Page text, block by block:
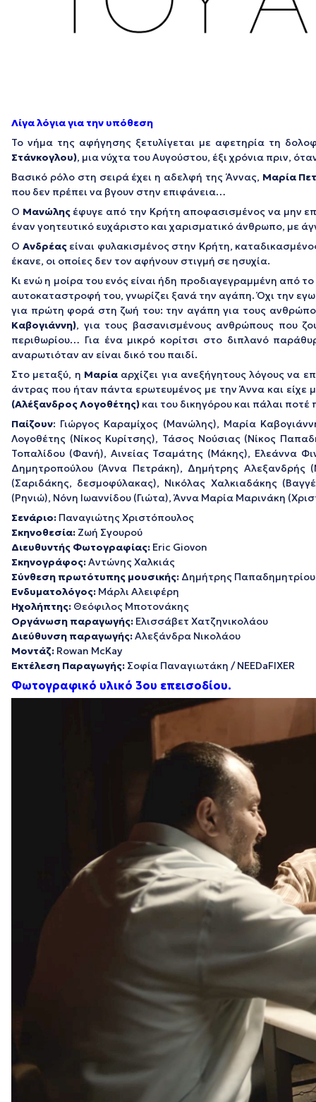
Λίγα λόγια για την υπόθεση
Το νήμα της αφήγησης ξετυλίγεται με αφετηρία τη
Στάνκογλου), μια νύχτα του Αυγούστου, έξι χρόνια πριν,
Βασικό ρόλο στη σειρά έχει η αδελφή της Άννας, Μαρία
που δεν πρέπει να βγουν στην επιφάνεια…
Ο Μανώλης έφυγε από την Κρήτη αποφασισμένος να μην
έναν γοητευτικό ευχάριστο και χαρισματικό άνθρωπο, με
Ο Ανδρέας είναι φυλακισμένος στην Κρήτη,
έκανε, οι οποίες δεν τον αφήνουν στιγμή σε ησυχία.
Κι ενώ η μοίρα του ενός είναι ήδη προδιαγεγραμμένη από
αυτοκαταστροφή του, γνωρίζει ξανά την αγάπη. Όχι την
για πρώτη φορά στη ζωή του: την αγάπη για τους
Καβογιάννη), για τους βασανισμένους ανθρώπους που
περιθωρίου… Για ένα μικρό κορίτσι στο διπλανό
αναρωτιόταν αν είναι δικό του παιδί.
Στο μεταξύ, η Μαρία αρχίζει για ανεξήγητους λόγους να
άντρας που ήταν πάντα ερωτευμένος με την Άννα και
(Αλέξανδρος Λογοθέτης) και του δικηγόρου και πάλαι
Παίζουν: Γιώργος Καραμίχος (Μανώλης), Μαρία
Λογοθέτης (Νίκος Κυρίτσης), Τάσος Νούσιας (Νίκος
Τοπαλίδου (Φανή), Αινείας Τσαμάτης (Μάκης), Ελεάννα
Δημητροπούλου (Άννα Πετράκη), Δημήτρης Αλεξανδρής
(Σαριδάκης, δεσμοφύλακας), Νικόλας Χαλκιαδάκης
(Ρηνιώ), Νόνη Ιωαννίδου (Γιώτα), Άννα Μαρία Μαρινάκη
Σενάριο: Παναγιώτης Χριστόπουλος
Σκηνοθεσία: Ζωή Σγουρού
Διευθυντής Φωτογραφίας: Eric Giovon
Σκηνογράφος:Αντώνης Χαλκιάς
Σύνθεση πρωτότυπης μουσικής: Δημήτρης Παπαδημητρίου
Ενδυματολόγος: Μάρλι Αλειφέρη
Ηχολήπτης: Θεόφιλος Μποτονάκης
Οργάνωση παραγωγής: Ελισσάβετ Χατζηνικολάου
Διεύθυνση παραγωγής:Αλεξάνδρα Νικολάου
Μοντάζ: Rowan McKay
Εκτέλεση Παραγωγής: Σοφία Παναγιωτάκη / NEEDaFIXER
Φωτογραφικό υλικό 3ου επεισοδίου.